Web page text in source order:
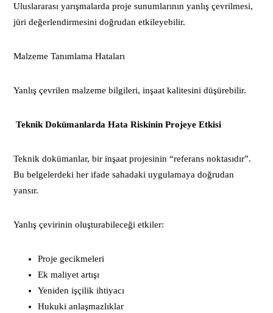
Uluslararası yarışmalarda proje sunumlarının yanlış çevrilmesi,
jüri değerlendirmesini doğrudan etkileyebilir.
Malzeme Tanımlama Hataları
Yanlış çevrilen malzeme bilgileri, inşaat kalitesini düşürebilir.
Teknik Dokümanlarda Hata Riskinin Projeye Etkisi
Teknik dokümanlar, bir inşaat projesinin “referans noktasıdır”.
Bu belgelerdeki her ifade sahadaki uygulamaya doğrudan
yansır.
Yanlış çevirinin oluşturabileceği etkiler:
Proje gecikmeleri
Ek maliyet artışı
Yeniden işçilik ihtiyacı
Hukuki anlaşmazlıklar